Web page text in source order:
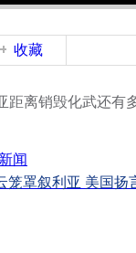
收藏
距离销毁化武还有
闻
笼罩叙利亚 美国扬